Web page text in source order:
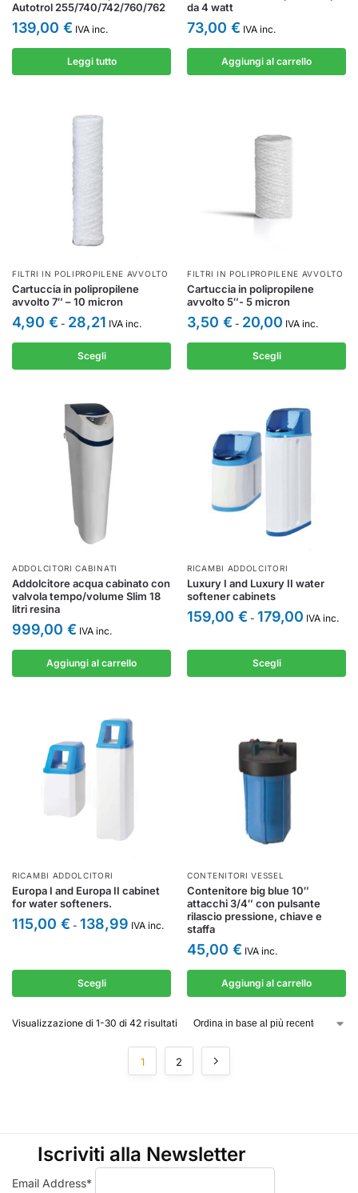
Autotrol 255/740/742/760/762
139,00 € IVA inc.
Leggi tutto
da 4 watt
73,00 € IVA inc.
Aggiungi al carrello
FILTRI IN POLIPROPILENE AVVOLTO
Cartuccia in polipropilene
avvolto 7″ – 10 micron
4,90 € - 28,21 IVA inc.
Scegli
FILTRI IN POLIPROPILENE AVVOLTO
Cartuccia in polipropilene
avvolto 5″- 5 micron
3,50 € - 20,00 IVA inc.
Scegli
ADDOLCITORI CABINATI
Addolcitore acqua cabinato con
valvola tempo/volume Slim 18
litri resina
999,00 € IVA inc.
Aggiungi al carrello
RICAMBI ADDOLCITORI
Luxury I and Luxury II water
softener cabinets
159,00 € - 179,00 IVA inc.
Scegli
RICAMBI ADDOLCITORI
Europa I and Europa II cabinet
for water softeners.
115,00 € - 138,99 IVA inc.
Scegli
CONTENITORI VESSEL
Contenitore big blue 10″
attacchi 3/4″ con pulsante
rilascio pressione, chiave e
staffa
45,00 € IVA inc.
Aggiungi al carrello
Visualizzazione di 1-30 di 42 risultati
1 2
Iscriviti alla Newsletter
Email Address*